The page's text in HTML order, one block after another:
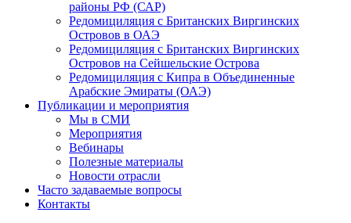
районы РФ (САР)
Редомициляция с Британских Виргинских
Островов в ОАЭ
Редомициляция с Британских Виргинских
Островов на Сейшельские Острова
Редомициляция с Кипра в Объединенные
Арабские Эмираты (ОАЭ)
Публикации и мероприятия
Мы в СМИ
Мероприятия
Вебинары
Полезные материалы
Новости отрасли
Часто задаваемые вопросы
Контакты